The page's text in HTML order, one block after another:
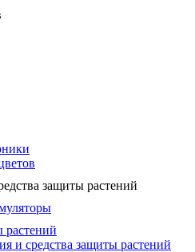
защиты растений
растений
и средства защиты растений